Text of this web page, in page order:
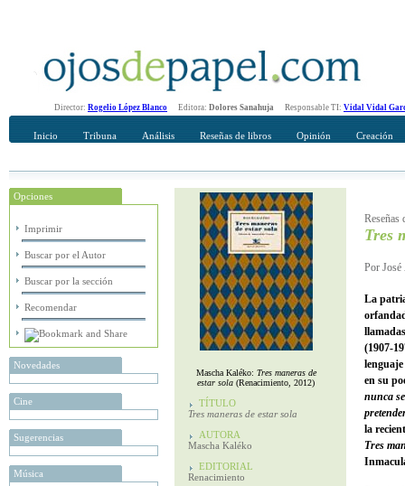
Director: Rogelio López Blanco Editora: Dolores Sanahuja Responsable TI: Vidal Vidal
Inicio Tribuna Análisis Reseñas de libros Opinión Creación
Opciones
Imprimir
Buscar por el Autor
Buscar por la sección
Recomendar
Novedades
Cine
Sugerencias
Música
Recomendar
Su nombre Completo
Mascha Kaléko: Tres maneras de
estar sola (Renacimiento, 2012)
TÍTULO
Tres maneras de estar sola
AUTORA
Mascha Kaléko
EDITORIAL
Renacimiento
Reseñas
Tres
Por José
La
(1907-
en su
nunca
la
Tres